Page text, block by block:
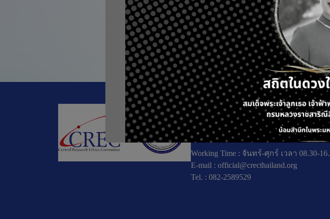
ก่อนหน้า, #Meeting: MED
CREC
196 หมู่ที่ 5 ถ. พหลโยธิน แขวงลาดยาว
10900
Working Time : จันทร์-ศุกร์ เวลา 08.30-
E-mail : official@crecthailand.org
Tel. : 082-2589529